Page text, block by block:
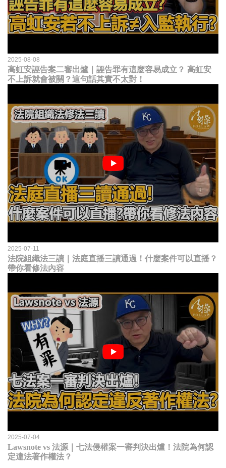
2025-08-08
高虹安誣告案二審出爐｜誣告罪有這麼容易成立？ 高虹安
不上訴就會被關？這句話其實不太對！
2025-07-11
法院組織法三讀｜法庭直播三讀通過！什麼案件可以直播？
帶你看修法內容
2025-07-04
Lawsnote vs 法源｜七法侵權案一審判決出爐！法院為何認
定違法著作權法？